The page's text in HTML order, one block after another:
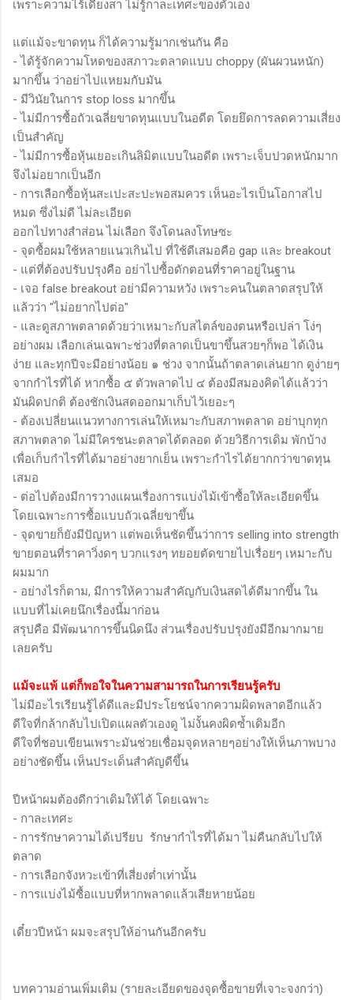
เพราะความไร้เดียงสา ไม่รู้กาละเทศะของตัวเอง
แต่แม้จะขาดทุน ก็ได้ความรู้มากเช่นกัน คือ
- ได้รู้จักความโหดของสภาวะตลาดแบบ choppy (ผันผวนหนัก)
มากขึ้น ว่าอย่าไปแหยมกับมัน
- มีวินัยในการ stop loss มากขึ้น
- ไม่มีการซื้อถัวเฉลี่ยขาดทุนแบบในอดีต โดยยึดการลดความเสี่ยง
เป็นสำคัญ
- ไม่มีการซื้อหุ้นเยอะเกินลิมิตแบบในอดีต เพราะเจ็บปวดหนักมาก
จึงไม่อยากเป็นอีก
- การเลือกซื้อหุ้นสะเปะสะปะพอสมควร เห็นอะไรเป็นโอกาสไป
หมด ซึ่งไม่ดี ไม่ละเอียด
ออกไปทางสำส่อน ไม่เลือก จึงโดนลงโทษซะ
- จุดซื้อผมใช้หลายแนวเกินไป ที่ใช้ดีเสมอคือ gap และ breakout
- แต่ที่ต้องปรับปรุงคือ อย่าไปซื้อดักตอนที่ราคาอยู่ในฐาน
- เจอ false breakout อย่ามีความหวัง เพราะคนในตลาดสรุปให้
แล้วว่า "ไม่อยากไปต่อ"
- และดูสภาพตลาดด้วยว่าเหมาะกับสไตล์ของตนหรือเปล่า โง่ๆ
อย่างผม เลือกเล่นเฉพาะช่วงที่ตลาดเป็นขาขึ้นสวยๆก็พอ ได้เงิน
ง่าย และทุกปีจะมีอย่างน้อย ๑ ช่วง จากนั้นถ้าตลาดเล่นยาก ดูง่ายๆ
จากกำไรที่ได้ หากซื้อ ๕ ตัวพลาดไป ๔ ต้องมีสมองคิดได้แล้วว่า
มันผิดปกติ ต้องชักเงินสดออกมาเก็บไว้เยอะๆ
- ต้องเปลี่ยนแนวทางการเล่นให้เหมาะกับสภาพตลาด อย่าบุกทุก
สภาพตลาด ไม่มีใครชนะตลาดได้ตลอด ด้วยวิธีการเดิม พักบ้าง
เพื่อเก็บกำไรที่ได้มาอย่างยากเย็น เพราะกำไรได้ยากกว่าขาดทุน
เสมอ
- ต่อไปต้องมีการวางแผนเรื่องการแบ่งไม้เข้าซื้อให้ละเอียดขึ้น
โดยเฉพาะการซื้อแบบถัวเฉลี่ยขาขึ้น
- จุดขายก็ยังมีปัญหา แต่พอเห็นชัดขึ้นว่าการ selling into strength
ขายตอนที่ราคาวิ่งดๆ บวกแรงๆ ทยอยตัดขายไปเรื่อยๆ เหมาะกับ
ผมมาก
- อย่างไรก็ตาม, มีการให้ความสำคัญกับเงินสดได้ดีมากขึ้น ใน
แบบที่ไม่เคยนึกเรื่องนี้มาก่อน
สรุปคือ มีพัฒนาการขึ้นนิดนึง ส่วนเรื่องปรับปรุงยังมีอีกมากมาย
เลยครับ
แม้จะแพ้ แต่ก็พอใจในความสามารถในการเรียนรู้ครับ
ไม่มีอะไรเรียนรู้ได้ดีและมีประโยชน์จากความผิดพลาดอีกแล้ว
ดีใจที่กล้ากลับไปเปิดแผลตัวเองดู ไม่งั้นคงผิดซ้ำเดิมอีก
ดีใจที่ชอบเขียนเพราะมันช่วยเชื่อมจุดหลายๆอย่างให้เห็นภาพบาง
อย่างชัดขึ้น เห็นประเด็นสำคัญดีขึ้น
ปีหน้าผมต้องดีกว่าเดิมให้ได้ โดยเฉพาะ
- กาละเทศะ
- การรักษาความได้เปรียบ รักษากำไรที่ได้มา ไม่คืนกลับไปให้
ตลาด
- การเลือกจังหวะเข้าที่เสี่ยงต่ำเท่านั้น
- การแบ่งไม้ซื้อแบบที่หากพลาดแล้วเสียหายน้อย
เดี๋ยวปีหน้า ผมจะสรุปให้อ่านกันอีกครับ
บทความอ่านเพิ่มเติม (รายละเอียดของจุดซื้อขายที่เจาะจงกว่า)